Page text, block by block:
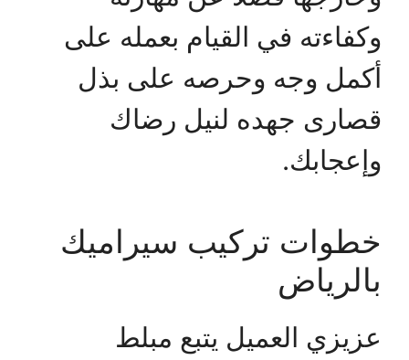
وكفاءته في القيام بعمله على
أكمل وجه وحرصه على بذل
قصارى جهده لنيل رضاك
وإعجابك.
خطوات تركيب سيراميك
بالرياض
عزيزي العميل يتبع مبلط